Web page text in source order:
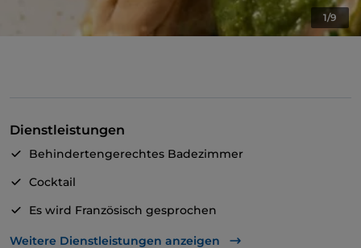
1/9
Dienstleistungen
Behindertengerechtes Badezimmer
Cocktail
Es wird Französisch gesprochen
Es wird Spanisch gesprochen
Weitere Dienstleistungen anzeigen